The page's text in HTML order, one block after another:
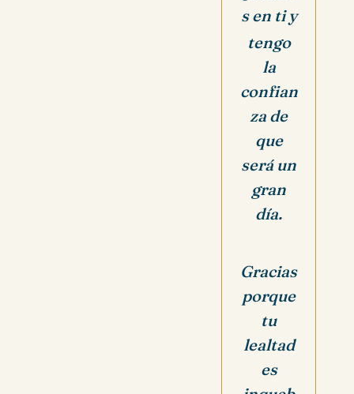
s en ti y
tengo
la
confian
za de
que
será un
gran
día.
Gracias
porque
tu
lealtad
es